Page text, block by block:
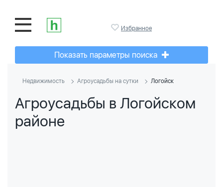
Избранное
Показать параметры поиска
Недвижимость Агроусадьбы на сутки Логойск
Агроусадьбы в Логойском
районе